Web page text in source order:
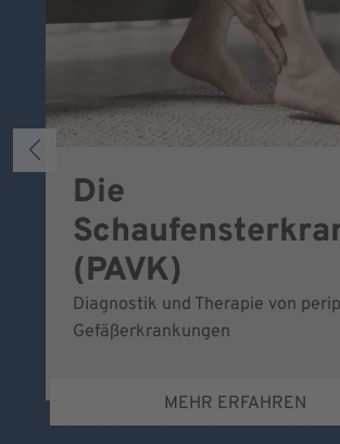
Die
(PAVK)
Diagnostik und Therapie von
Gefäßerkrankungen
MEHR ERFAHREN